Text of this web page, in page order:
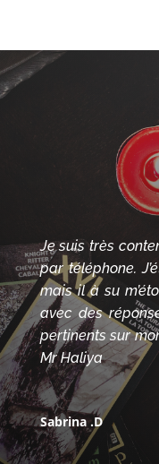
Je suis très
par téléphone.
mais il à su
avec des
pertinents sur
Mr Haliya
Sabrina .D